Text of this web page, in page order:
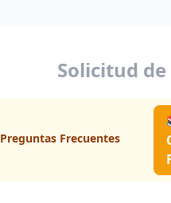
Solicitud
Preguntas Frecuentes